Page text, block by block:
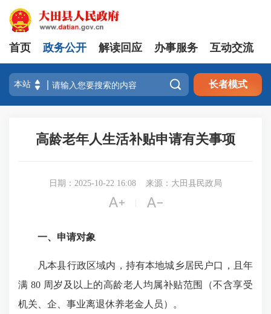
首页 政务公开 解读回应 办事服务 互动交流
 长者模式
高龄老年人生活补贴申请有关事项
日期：2025-10-22 16:08 来源：大田县民政局
 
一、申请对象
凡本县行政区域内，持有本地城乡居民户口，且年
满 80 周岁及以上的高龄老人均属补贴范围（不含享受
机关、企、事业离退休养老金人员）。